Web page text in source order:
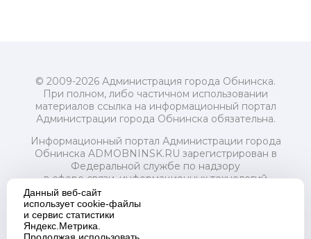
© 2009-2026 Администрация города Обнинска.
При полном, либо частичном использовании
материалов ссылка на информационный портал
Администрации города Обнинска обязательна.
Информационный портал Администрации города
Обнинска ADMOBNINSK.RU зарегистрирован в
Федеральной службе по надзору
в сфере связи, информационных технологий
и массовых коммуникаций (Роскомнадзор) 24 июля
2018 года.
Свидетельство о регистрации Эл № ФС77-73321
Данный веб-сайт
использует cookie-файлы
и сервис статистики
Яндекс.Метрика.